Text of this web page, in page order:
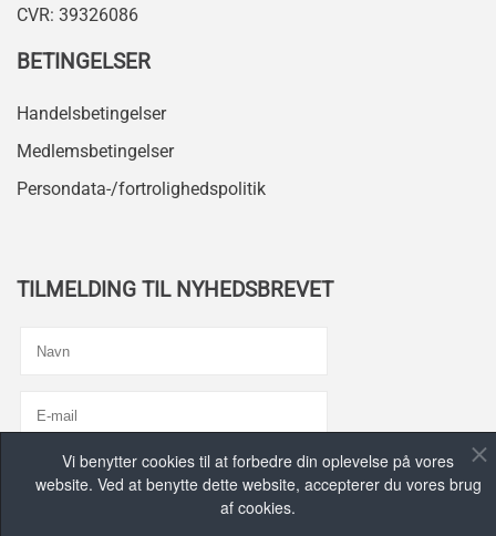
Vi benytter cookies til at forbedre din oplevelse på vores
website. Ved at benytte dette website, accepterer du vores brug
af cookies.
CVR: 39326086
BETINGELSER
Handelsbetingelser
Medlemsbetingelser
Persondata-/fortrolighedspolitik
TILMELDING TIL NYHEDSBREVET
Jeg er enig medPrivatlivspolitik